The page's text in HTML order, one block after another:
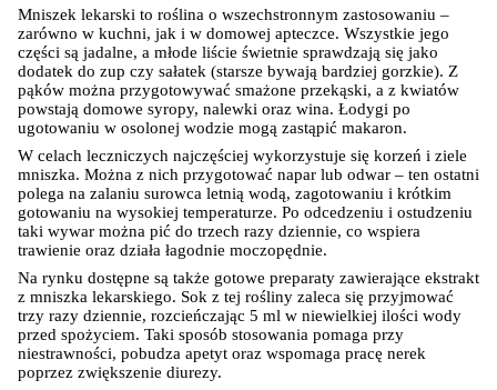
Korzystamy z plików cookies w celu
dostosowania zawartości serwisu do Twoich
preferencji. Więcej informacji znajdziesz w
Mniszek lekarski to roślina o wszechstronnym zastosowaniu –
zarówno w kuchni, jak i w domowej apteczce. Wszystkie jego
części są jadalne, a młode liście świetnie sprawdzają się jako
dodatek do zup czy sałatek (starsze bywają bardziej gorzkie). Z
pąków można przygotowywać smażone przekąski, a z kwiatów
powstają domowe syropy, nalewki oraz wina. Łodygi po
ugotowaniu w osolonej wodzie mogą zastąpić makaron.
W celach leczniczych najczęściej wykorzystuje się korzeń i ziele
mniszka. Można z nich przygotować napar lub odwar – ten ostatni
polega na zalaniu surowca letnią wodą, zagotowaniu i krótkim
gotowaniu na wysokiej temperaturze. Po odcedzeniu i ostudzeniu
taki wywar można pić do trzech razy dziennie, co wspiera
trawienie oraz działa łagodnie moczopędnie.
Na rynku dostępne są także gotowe preparaty zawierające ekstrakt
z mniszka lekarskiego. Sok z tej rośliny zaleca się przyjmować
trzy razy dziennie, rozcieńczając 5 ml w niewielkiej ilości wody
przed spożyciem. Taki sposób stosowania pomaga przy
niestrawności, pobudza apetyt oraz wspomaga pracę nerek
poprzez zwiększenie diurezy.